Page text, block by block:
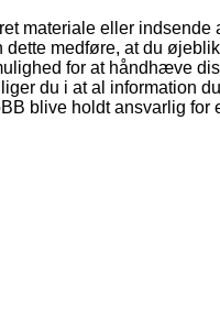
materiale eller indsende
medføre, at du
for at håndhæve
du i at al information
blive holdt ansvarlig for